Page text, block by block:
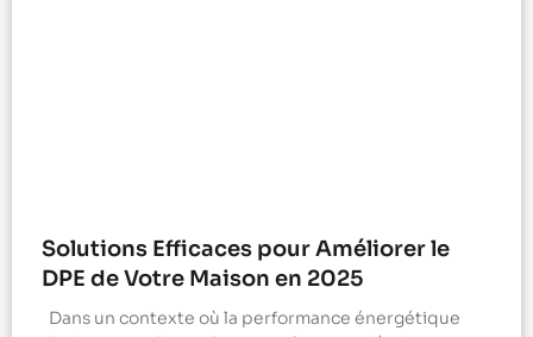
Solutions Efficaces pour Améliorer le
DPE de Votre Maison en 2025
Dans un contexte où la performance énergétique